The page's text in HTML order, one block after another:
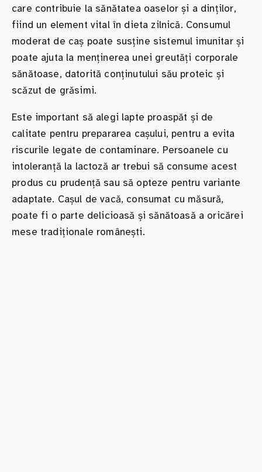
care contribuie la sănătatea oaselor și a dinților,
fiind un element vital în dieta zilnică. Consumul
moderat de caș poate susține sistemul imunitar și
poate ajuta la menținerea unei greutăți corporale
sănătoase, datorită conținutului său proteic și
scăzut de grăsimi.
Este important să alegi lapte proaspăt și de
calitate pentru prepararea cașului, pentru a evita
riscurile legate de contaminare. Persoanele cu
intoleranță la lactoză ar trebui să consume acest
produs cu prudență sau să opteze pentru variante
adaptate. Cașul de vacă, consumat cu măsură,
poate fi o parte delicioasă și sănătoasă a oricărei
mese tradiționale românești.